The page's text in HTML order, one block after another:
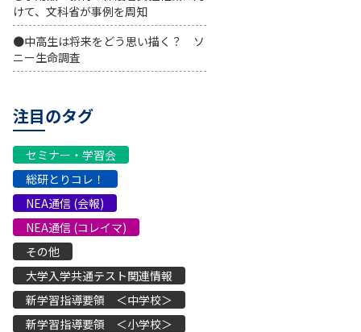
けて、文科省が事例を周知
●中高生は将来をどう思い描く？ ソ
ニー生命調査
注目のタグ
セミナー・学習会
総研とりコレ！
NEA通信 (会報)
NEA通信 (コレイマ)
その他
大学入学共通テスト関連情報
新学習指導要領 ＜中学校＞
新学習指導要領 ＜小学校＞